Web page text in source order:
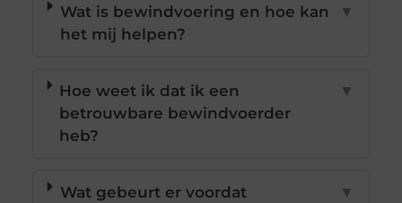
Wat is bewindvoering en hoe kan
het mij helpen?
▼
Hoe weet ik dat ik een
betrouwbare bewindvoerder
heb?
▼
Wat gebeurt er voordat
▼